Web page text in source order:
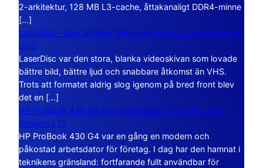
2-arkitektur, 128 MB L3-cache, åttakanaligt DDR4-minne
[…]
LaserDisc – den jättelika filmskivan som visade vägen mot
DVD
LaserDisc var den stora, blanka videoskivan som lovade
bättre bild, bättre ljud och snabbare åtkomst än VHS.
Trots att formatet aldrig slog igenom på bred front blev
det en […]
HP ProBook 430 G4 – en arbetsdator från tiden före
Windows 11
HP ProBook 430 G4 var en gång en modern och
påkostad arbetsdator för företag. I dag har den hamnat i
teknikens gränsland: fortfarande fullt användbar för